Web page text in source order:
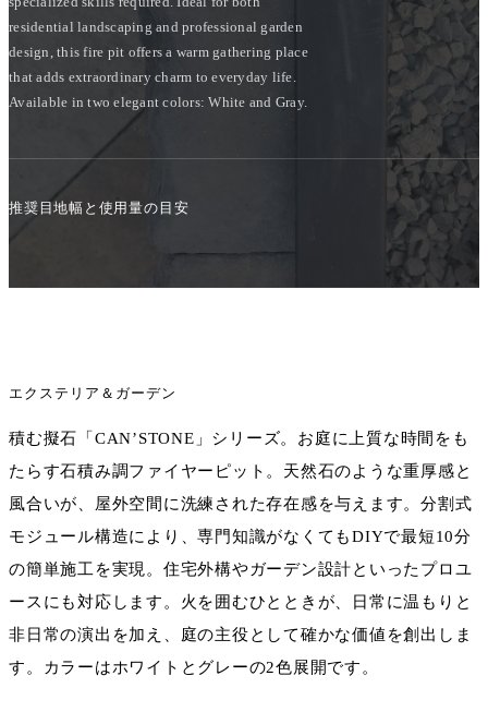
residential landscaping and professional garden
design, this fire pit offers a warm gathering place
that adds extraordinary charm to everyday life.
Available in two elegant colors: White and Gray.
推奨目地幅と使用量の目安
エクステリア＆ガーデン
積む擬石「CAN’STONE」シリーズ。お庭に上質な時間をも
たらす石積み調ファイヤーピット。天然石のような重厚感と
風合いが、屋外空間に洗練された存在感を与えます。分割式
モジュール構造により、専門知識がなくてもDIYで最短10分
の簡単施工を実現。住宅外構やガーデン設計といったプロユ
ースにも対応します。火を囲むひとときが、日常に温もりと
非日常の演出を加え、庭の主役として確かな価値を創出しま
す。カラーはホワイトとグレーの2色展開です。